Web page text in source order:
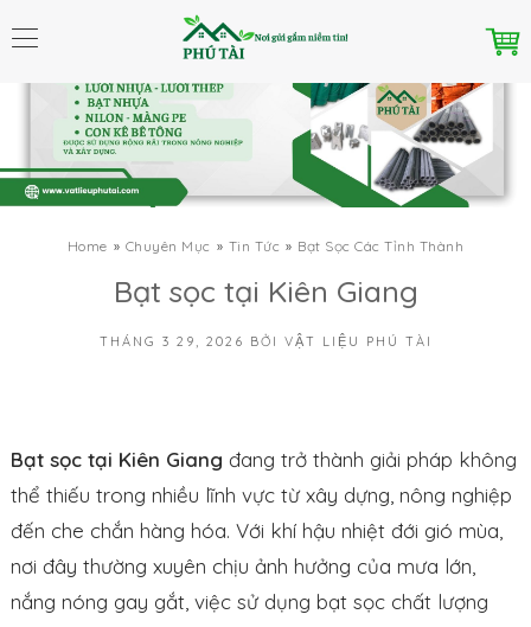
Home Chuyên Mục Tin Tức Bạt Sọc Các Tỉnh Thành
Bạt sọc tại Kiên Giang
THÁNG 3 29, 2026 BỞI VẬT LIỆU PHÚ TÀI
Bạt sọc tại Kiên Giang đang trở thành giải pháp không
thể thiếu trong nhiều lĩnh vực từ xây dựng, nông nghiệp
đến che chắn hàng hóa. Với khí hậu nhiệt đới gió mùa,
nơi đây thường xuyên chịu ảnh hưởng của mưa lớn,
nắng nóng gay gắt, việc sử dụng bạt sọc chất lượng